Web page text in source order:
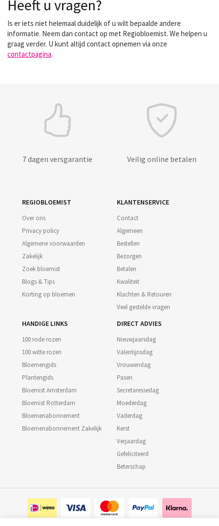
Heeft u vragen?
Is er iets niet helemaal duidelijk of u wilt bepaalde andere
informatie. Neem dan contact op met Regiobloemist. We helpen u
graag verder. U kunt altijd contact opnemen via onze
contactpagina.
7 dagen versgarantie Veilig online betalen
REGIOBLOEMIST
Over ons
Privacy policy
Algemene voorwaarden
Zakelijk
Zoek bloemist
Blogs & Tips
Korting op bloemen
KLANTENSERVICE
Contact
Algemeen
Bestellen
Bezorgen
Betalen
Kwaliteit
Klachten & Retouren
Veel gestelde vragen
HANDIGE LINKS
100 rode rozen
100 witte rozen
Bloemengids
Plantengids
Bloemist Amsterdam
Bloemist Rotterdam
Bloemenabonnement
Bloemenabonnement Zakelijk
DIRECT ADVIES
Nieuwjaarsdag
Valentijnsdag
Vrouwendag
Pasen
Secretaressedag
Moederdag
Vaderdag
Kerst
Verjaardag
Gefeliciteerd
Beterschap